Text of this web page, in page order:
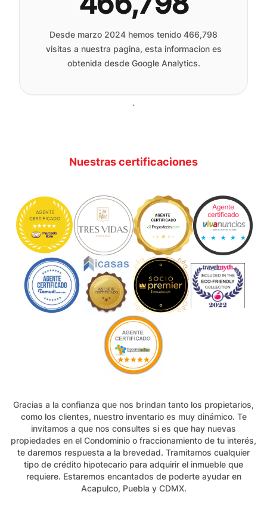
Desde marzo 2024 hemos tenido 466,798
visitas a nuestra pagina, esta informacion es
obtenida desde Google Analytics.
.
Nuestras certificaciones
Gracias a la confianza que nos brindan tanto los propietarios,
como los clientes, nuestro inventario es muy dinámico. Te
invitamos a que nos consultes si es que hay nuevas
propiedades en el Condominio o fraccionamiento de tu interés,
te daremos respuesta a la brevedad. Tramitamos cualquier
tipo de crédito hipotecario para adquirir el inmueble que
requiere. Estaremos encantados de poderte ayudar en
Acapulco, Puebla y CDMX.